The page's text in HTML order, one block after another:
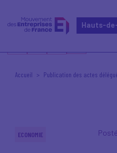
Hauts-
Accueil Publication des actes
ECONOMIE